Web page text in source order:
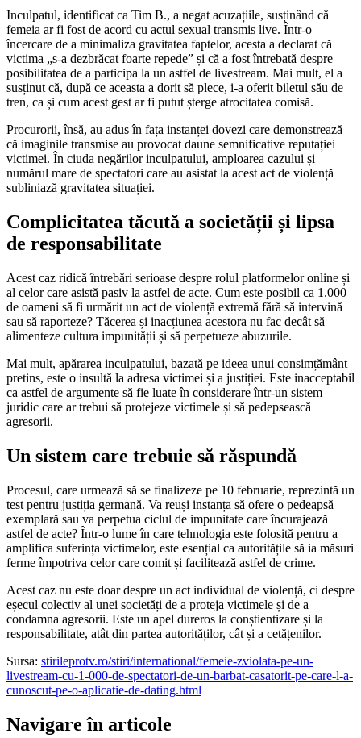
Inculpatul, identificat ca Tim B., a negat acuzațiile, susținând că
femeia ar fi fost de acord cu actul sexual transmis live. Într-o
încercare de a minimaliza gravitatea faptelor, acesta a declarat că
victima „s-a dezbrăcat foarte repede” și că a fost întrebată despre
posibilitatea de a participa la un astfel de livestream. Mai mult, el a
susținut că, după ce aceasta a dorit să plece, i-a oferit biletul său de
tren, ca și cum acest gest ar fi putut șterge atrocitatea comisă.
Procurorii, însă, au adus în fața instanței dovezi care demonstrează
că imaginile transmise au provocat daune semnificative reputației
victimei. În ciuda negărilor inculpatului, amploarea cazului și
numărul mare de spectatori care au asistat la acest act de violență
subliniază gravitatea situației.
Complicitatea tăcută a societății și lipsa
de responsabilitate
Acest caz ridică întrebări serioase despre rolul platformelor online și
al celor care asistă pasiv la astfel de acte. Cum este posibil ca 1.000
de oameni să fi urmărit un act de violență extremă fără să intervină
sau să raporteze? Tăcerea și inacțiunea acestora nu fac decât să
alimenteze cultura impunității și să perpetueze abuzurile.
Mai mult, apărarea inculpatului, bazată pe ideea unui consimțământ
pretins, este o insultă la adresa victimei și a justiției. Este inacceptabil
ca astfel de argumente să fie luate în considerare într-un sistem
juridic care ar trebui să protejeze victimele și să pedepsească
agresorii.
Un sistem care trebuie să răspundă
Procesul, care urmează să se finalizeze pe 10 februarie, reprezintă un
test pentru justiția germană. Va reuși instanța să ofere o pedeapsă
exemplară sau va perpetua ciclul de impunitate care încurajează
astfel de acte? Într-o lume în care tehnologia este folosită pentru a
amplifica suferința victimelor, este esențial ca autoritățile să ia măsuri
ferme împotriva celor care comit și facilitează astfel de crime.
Acest caz nu este doar despre un act individual de violență, ci despre
eșecul colectiv al unei societăți de a proteja victimele și de a
condamna agresorii. Este un apel dureros la conștientizare și la
responsabilitate, atât din partea autorităților, cât și a cetățenilor.
Sursa: stirileprotv.ro/stiri/international/femeie-zviolata-pe-un-
livestream-cu-1-000-de-spectatori-de-un-barbat-casatorit-pe-care-l-a-
cunoscut-pe-o-aplicatie-de-dating.html
Navigare în articole